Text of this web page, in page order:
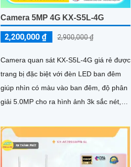
Camera 5MP 4G KX-S5L-4G
2,200,000 ₫ 2,900,000 ₫
Camera quan sát KX-S5L-4G giá rẻ được
trang bị đặc biệt với đèn LED ban đêm
giúp nhìn có màu vào ban đêm, độ phân
giải 5.0MP cho ra hình ảnh 3k sắc nét,
thoại 2 chiều ấn tượng